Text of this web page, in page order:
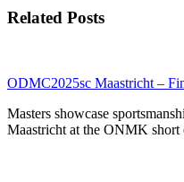
Related Posts
ODMC2025sc Maastricht –
Masters showcase
Maastricht at the ONMK